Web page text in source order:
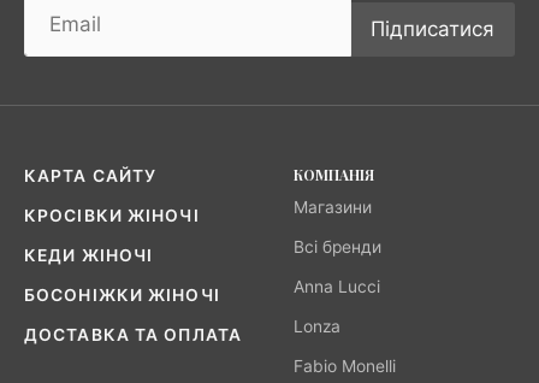
Підписатися
КАРТА САЙТУ
КРОСІВКИ ЖІНОЧІ
КЕДИ ЖІНОЧІ
БОСОНІЖКИ ЖІНОЧІ
ДОСТАВКА ТА ОПЛАТА
КОМПАНІЯ
Магазини
Всі бренди
Anna Lucci
Lonza
Fabio Monelli